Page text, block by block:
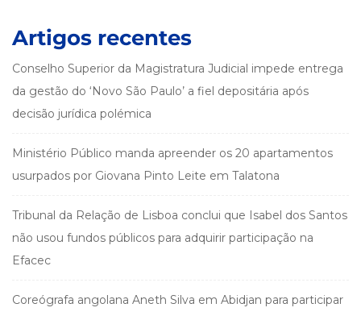
Artigos recentes
Conselho Superior da Magistratura Judicial impede entrega
da gestão do ‘Novo São Paulo’ a fiel depositária após
decisão jurídica polémica
Ministério Público manda apreender os 20 apartamentos
usurpados por Giovana Pinto Leite em Talatona
Tribunal da Relação de Lisboa conclui que Isabel dos Santos
não usou fundos públicos para adquirir participação na
Efacec
Coreógrafa angolana Aneth Silva em Abidjan para participar